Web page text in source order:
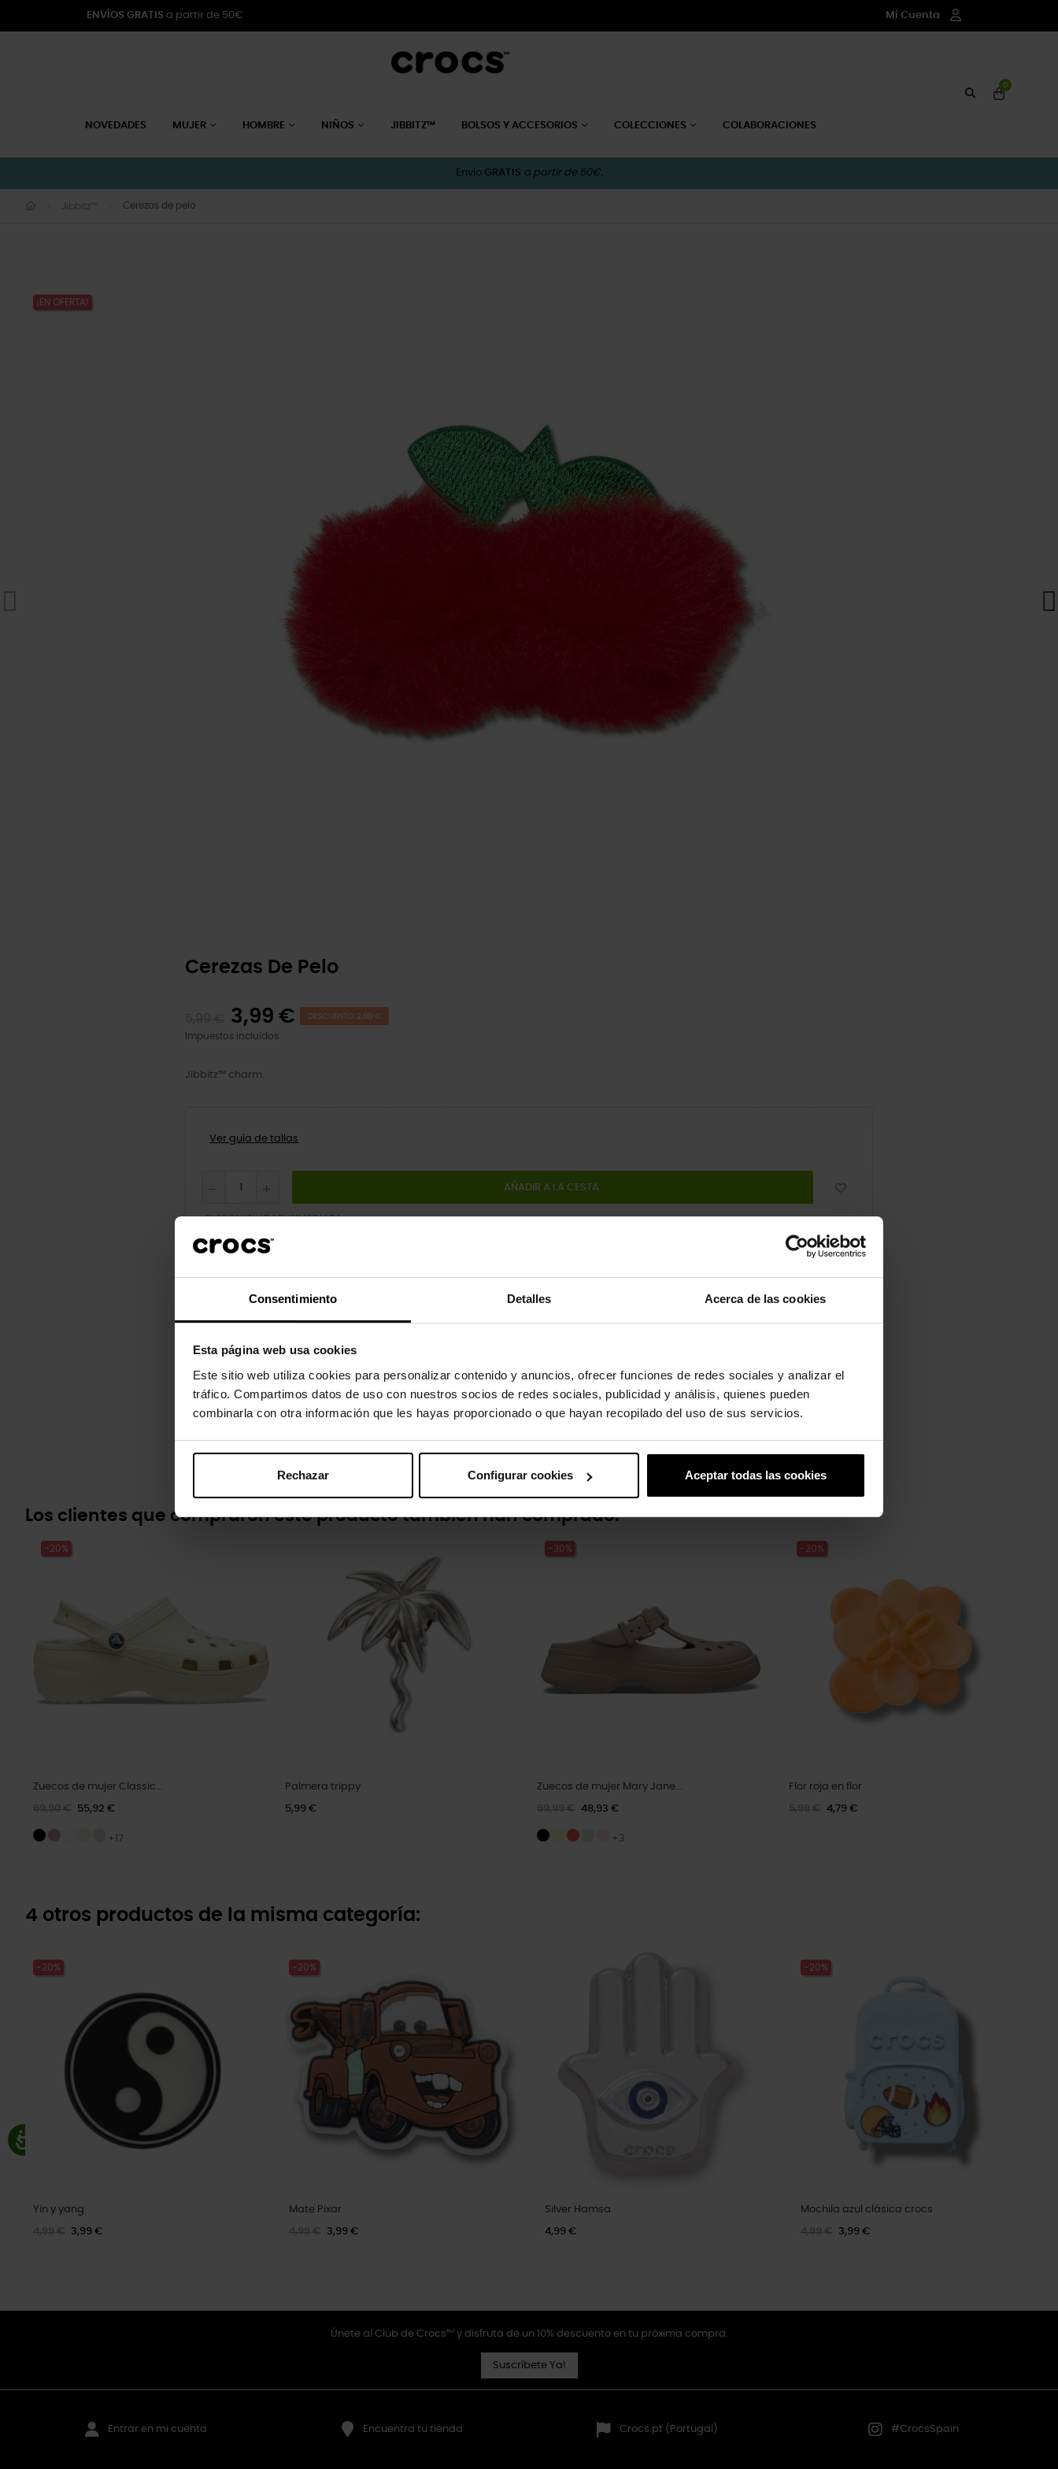
Consentimiento Detalles Acerca de las cookies
Esta página web usa cookies
Este sitio web utiliza cookies para personalizar contenido y anuncios, ofrecer funciones de redes sociales y analizar el
tráfico. Compartimos datos de uso con nuestros socios de redes sociales, publicidad y análisis, quienes pueden
combinarla con otra información que les hayas proporcionado o que hayan recopilado del uso de sus servicios.
Rechazar Configurar cookies Aceptar todas las cookies
ENVÍOS GRATIS a partir de 50€ Mi Cuenta
NOVEDADES MUJER HOMBRE NIÑOS JIBBITZ™ BOLSOS Y ACCESORIOS COLECCIONES COLABORACIONES
0
Envío GRATIS a partir de 50€.
Jibbitz™ Cerezas de pelo
¡EN OFERTA!
Cerezas De Pelo
3,99 € DESCUENTO 2,00 €
Impuestos incluidos
Jibbitz™ charm.
Ver guía de tallas
AÑADIR A LA CESTA
DISPONIBILIDAD INMEDIATA
Dale un toque de personalidad a tus zapatos con los charms Jibbitz™. Son el complemento perfecto para tus pares favoritos de zuecos
y sandalias.
No son un juguete. No están destinados a niños menores de 3 años.
Los clientes que compraron este producto también han comprado:
-20%
Zuecos de mujer Classic...
69,90 € 55,92 €
+17
Palmera trippy
5,99 €
-30%
Zuecos de mujer Mary Jane...
69,99 € 48,93 €
+3
-20%
Flor roja en flor
5,99 € 4,79 €
4 otros productos de la misma categoría:
-20%
Yin y yang
4,99 € 3,99 €
-20%
Mate Pixar
4,99 € 3,99 €
Silver Hamsa
4,99 €
-20%
Mochila azul clásica crocs
4,99 € 3,99 €
Únete al Club de Crocs™ y disfruta de un 10% descuento en tu próxima compra.
Suscríbete Ya!
Entrar en mi cuenta Encuentra tu tienda Crocs.pt (Portugal) #CrocsSpain